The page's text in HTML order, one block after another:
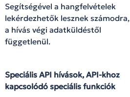
Segítségével a hangfelvételek
lekérdezhetők lesznek számodra,
a hívás végi adatküldéstől
függetlenül.
Speciális API hívások, API-khoz
kapcsolódó speciális funkciók